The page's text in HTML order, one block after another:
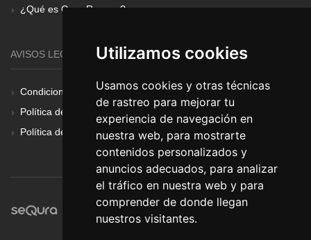
Utilizamos cookies
Usamos cookies y otras técnicas
de rastreo para mejorar tu
experiencia de navegación en
nuestra web, para mostrarte
contenidos personalizados y
anuncios adecuados, para analizar
el tráfico en nuestra web y para
comprender de donde llegan
nuestros visitantes.
¿Qué es Gear Renove?
AVISOS LEGALES
Condiciones Generales
Política de Cookies
Política de Privacidad